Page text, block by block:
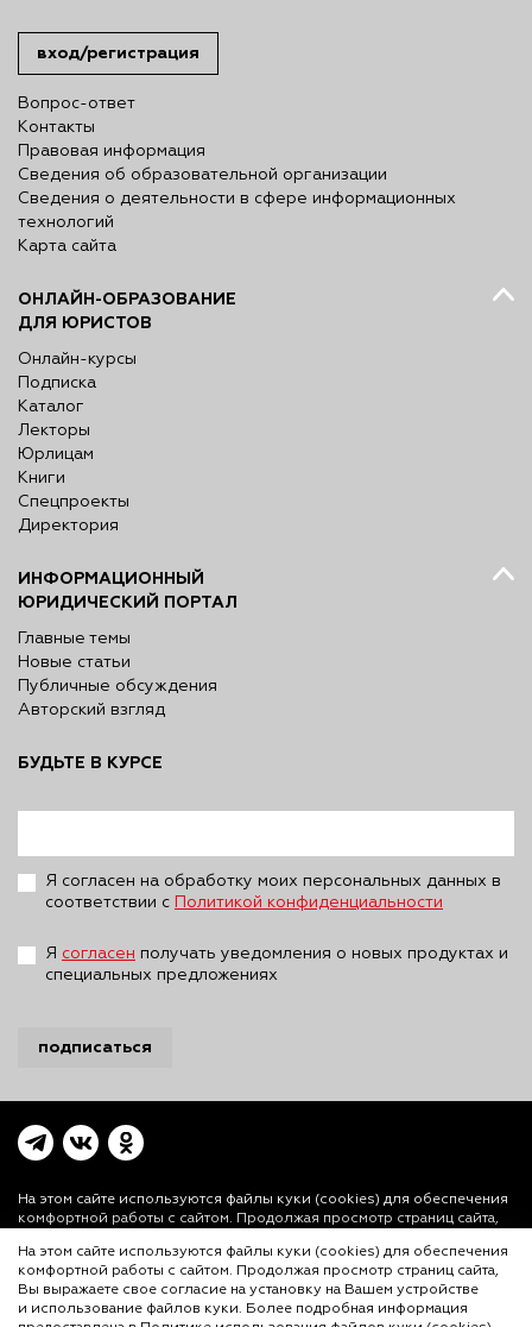
вход/регистрация
Вопрос-ответ
Контакты
Правовая информация
Сведения об образовательной организации
Сведения о деятельности в сфере информационных
технологий
Карта сайта
ОНЛАЙН-ОБРАЗОВАНИЕ
ДЛЯ ЮРИСТОВ
Онлайн-курсы
Подписка
Каталог
Лекторы
Юрлицам
Книги
Спецпроекты
Директория
ИНФОРМАЦИОННЫЙ
ЮРИДИЧЕСКИЙ ПОРТАЛ
Главные темы
Новые статьи
Публичные обсуждения
Авторский взгляд
БУДЬТЕ В КУРСЕ
Я согласен на обработку моих персональных данных в
соответствии с
Политикой конфиденциальности
Я согласен получать уведомления о новых продуктах и
специальных предложениях
подписаться
На этом сайте используются файлы куки (cookies) для обеспечения
комфортной работы с сайтом. Продолжая просмотр страниц сайта,
использование файлов куки. Более подробная информация
предоставлена вПолитике использования файлов куки (cookies)и
Политике конфиденциальности.
На этом сайте используются файлы куки (cookies) для обеспечения
комфортной работы с сайтом. Продолжая просмотр страниц сайта,
Вы выражаете свое согласие на установку на Вашем устройстве
и использование файлов куки. Более подробная информация